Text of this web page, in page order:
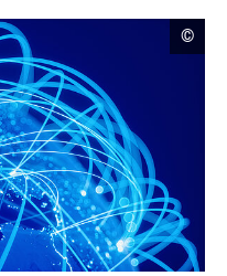
C
o
n
f
o
r
©